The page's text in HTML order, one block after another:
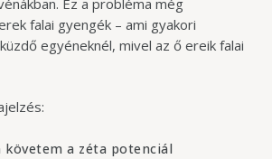
falai gyengék – ami gyakori
egyéneknél, mivel az ő ereik falai
követem a zéta potenciál